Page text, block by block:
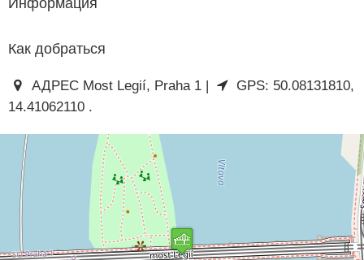
Как добраться
АДРЕС Most Legií, Praha 1 |
GPS: 50.08131810,
14.41062110 .